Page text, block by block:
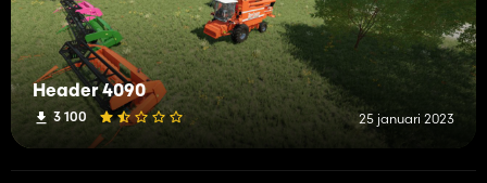
Header 4090
3 100 25 januari 2023